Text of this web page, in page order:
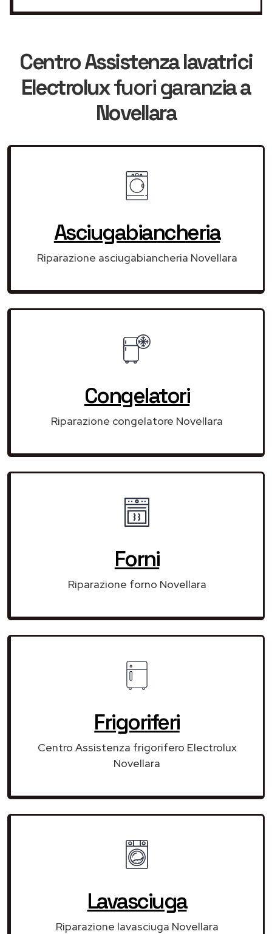
Centro Assistenza lavatrici
Electroluxfuori garanziaa
Novellara
Asciugabiancheria
Riparazione asciugabiancheria Novellara
Congelatori
Riparazione congelatore Novellara
Forni
Riparazione forno Novellara
Frigoriferi
Centro Assistenza frigorifero Electrolux
Novellara
Lavasciuga
Riparazione lavasciuga Novellara